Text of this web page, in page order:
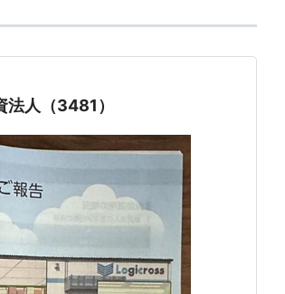
法人（3481）